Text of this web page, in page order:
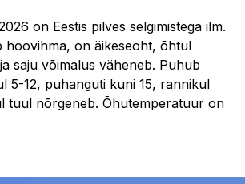
on Eestis pilves selgimistega ilm.
hoovihma, on äikeseoht, õhtul
saju võimalus väheneb. Puhub
5-12, puhanguti kuni 15, rannikul
tuul nõrgeneb. Õhutemperatuur on